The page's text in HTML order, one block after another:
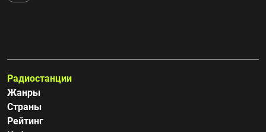
Радиостанции
Жанры
Страны
Рейтинг